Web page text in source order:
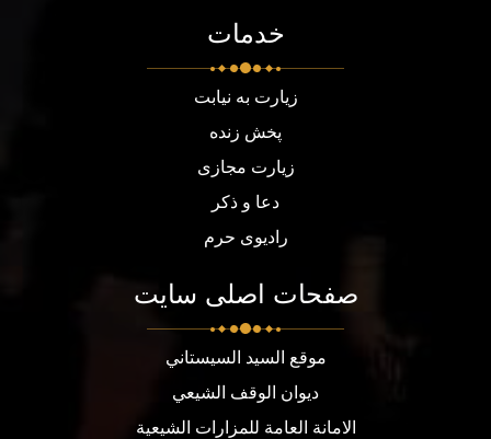
خدمات
زیارت به نیابت
پخش زنده
زیارت مجازی
دعا و ذکر
رادیوی حرم
صفحات اصلی سایت
موقع السيد السيستاني
ديوان الوقف الشيعي
الامانة العامة للمزارات الشيعية